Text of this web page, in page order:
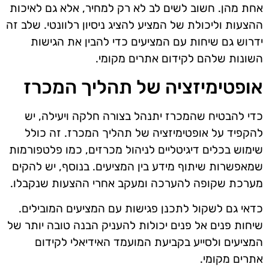
אחת מהן. חשוב לשים לב לא רק למחיר, אלא גם לאיכות
ההצעות וליכולת של המציע להציג ניסיון רלוונטי. שלב זה
ידרוש גם שיחות עם המציעים כדי להבין את הגישות
השונות שלהם לקידום אתרים מקומי.
אופטימיזציה של תהליך המכרז
כדי להבטיח שהמכרז יתנהל בצורה חלקה ויעילה, יש
להקפיד על אופטימיזציה של תהליך המכרז. זה כולל
שימוש בכלים דיגיטליים לניהול מכרזים, כמו פלטפורמות
שמאפשרות שיתוף מידע בין המציעים. בנוסף, יש להקים
מערכת שקופה להערכה ומעקב אחרי ההצעות שנקבלו.
כדאי גם לשקול לתכנן פגישות עם המציעים המובילים.
שיחות פנים אל פנים יכולות להעניק הבנה טובה יותר של
המציעים ולסייע בקביעת המועמד האידיאלי לקידום
אתרים מקומי.